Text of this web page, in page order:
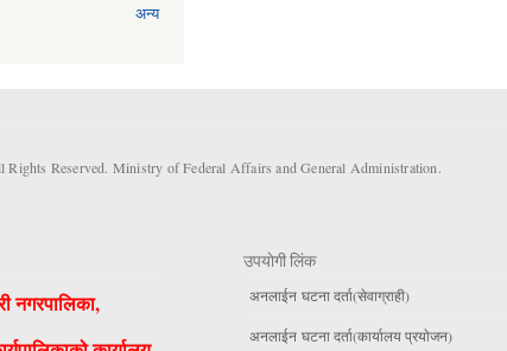
अन्य
Reserved. Ministry of Federal Affairs and General Administration.
नगरपालिका,
उपयाेगी लिंक
अनलाईन घटना दर्ता(सेवाग्राही)
अनलाईन घटना दर्ता(कार्यालय प्रयाेजन)